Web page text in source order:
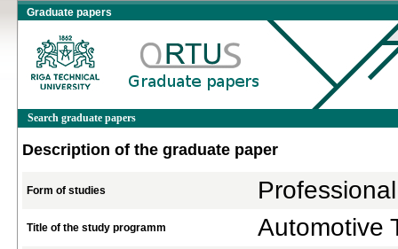
Graduate papers
Search graduate papers
Description of the graduate paper
Form of studies
Title of the study programm Automotive